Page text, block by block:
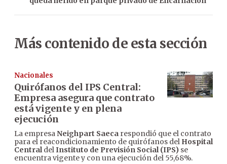
Más contenido de esta sección
Nacionales
Quirófanos del IPS Central:
Empresa asegura que contrato
está vigente y en plena
ejecución
La empresaNeighpart Saeca respondió que el contrato
para el reacondicionamiento de quirófanos del Hospital
CentraldelInstituto de Previsión Social (IPS) se
encuentra vigente y con una ejecución del 55,68%.